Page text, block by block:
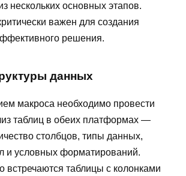
нескольких основных этапов.
важен для создания
решения.
данных
макроса необходимо провести
таблиц в обеих платформах —
столбцов, типы данных,
и условных форматирований.
встречаются таблицы с колонками